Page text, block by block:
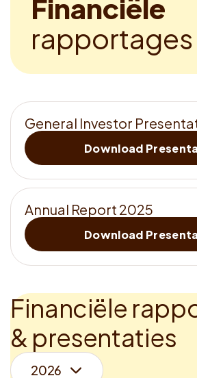
Dutch
Financiële
rapportages
General Investor Presenta
Download
Annual Report 2025
Download
Financiële rapp
& presentaties